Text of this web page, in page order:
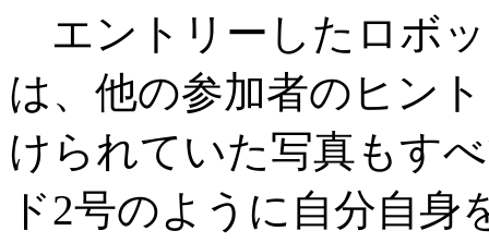
エントリーしたロボ
は、他の参加者のヒン
けられていた写真もす
ド2号のように自分自